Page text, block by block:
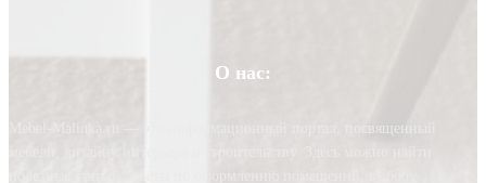
О нас:
Mebel-Malinka.ru — это информационный портал, посвященный